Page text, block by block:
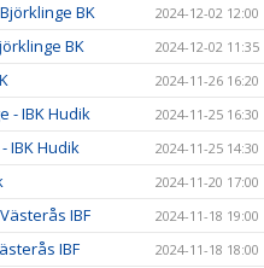
BK 2024-12-02 12:00
BK 2024-12-02 11:35
2024-11-26 16:20
- IBK Hudik 2024-11-25 16:30
IBK Hudik 2024-11-25 14:30
2024-11-20 17:00
IBF 2024-11-18 19:00
IBF 2024-11-18 18:00